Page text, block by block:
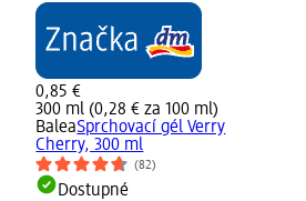
0,85 €
300 ml (0,28 € za 100 ml)
BaleaSprchovací gél Verry
Cherry, 300 ml
(82)
Dostupné